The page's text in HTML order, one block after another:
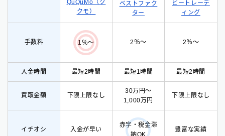
QuQuMo（ク
クモ）
ベストファク
ター
ビートレーデ
ィング
手数料 1％〜 2％〜 2％〜
入金時間 最短2時間 最短1時間 最短2時間
買取金額 下限上限なし
30万円〜
1,000万円
下限上限なし
イチオシ 入金が早い
赤字・税金滞
豊富な実績